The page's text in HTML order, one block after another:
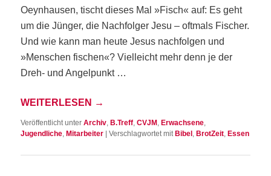
Oeyn­hau­sen, tischt die­ses Mal »Fisch« auf: Es geht
um die Jünger, die Nach­fol­ger Jesu – oft­mals Fischer.
Und wie kann man heu­te Jesus nach­fol­gen und
»Men­schen fischen«? Viel­leicht mehr denn je der
Dreh- und Angelpunkt …
WEI­TER­LE­SEN →
Veröffentlicht unter Archiv ,B.Treff ,CVJM ,Erwachsene
Jugendliche ,Mitarbeiter |Verschlagwortet mit Bibel ,BrotZeit ,Essen